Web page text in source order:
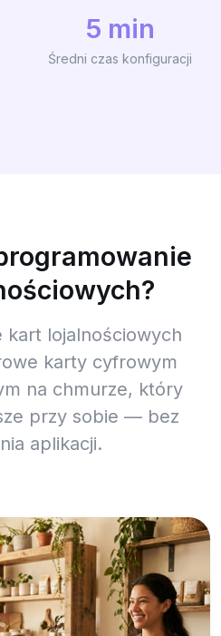
5 min
Średni czas konfiguracji
kart lojalnościowych
karty cyfrowym
na chmurze, który
przy sobie — bez
aplikacji.